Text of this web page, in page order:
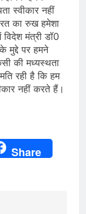
स्वीकार नहीं
का रुख हमेशा
मंत्री डॉ0
मुद्दे पर हमने
की मध्यस्थता
रही है कि हम
नहीं करते हैं।
Share